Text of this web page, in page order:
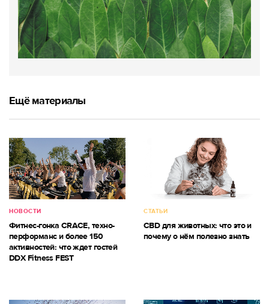
Ещё материалы
НОВОСТИ
Фитнес-гонка CRACE, техно-
перформанс и более 150
активностей: что ждет гостей
DDX Fitness FEST
СТАТЬИ
CBD для животных: что это и
почему о нём полезно знать